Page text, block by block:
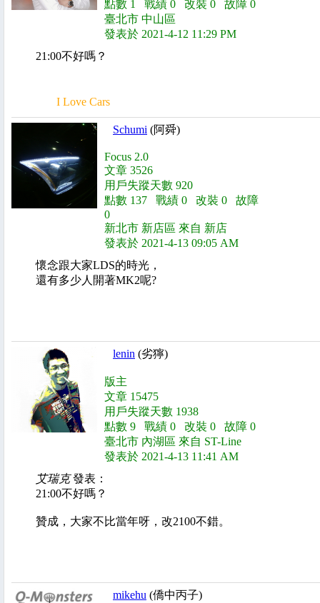
點數 1 戰績 0 改裝 0 故障 0
臺北市 中山區
發表於 2021-4-12 11:29 PM
21:00不好嗎？
I Love Cars
Schumi (阿舜)
Focus 2.0
文章 3526
用戶失蹤天數 920
點數 137 戰績 0 改裝 0 故障
0
新北市 新店區 來自 新店
發表於 2021-4-13 09:05 AM
懷念跟大家LDS的時光，
還有多少人開著MK2呢?
lenin (劣獰)
版主
文章 15475
用戶失蹤天數 1938
點數 9 戰績 0 改裝 0 故障 0
臺北市 內湖區 來自 ST-Line
發表於 2021-4-13 11:41 AM
艾瑞克發表：
21:00不好嗎？
贊成，大家不比當年呀，改2100不錯。
mikehu (僑中丙子)